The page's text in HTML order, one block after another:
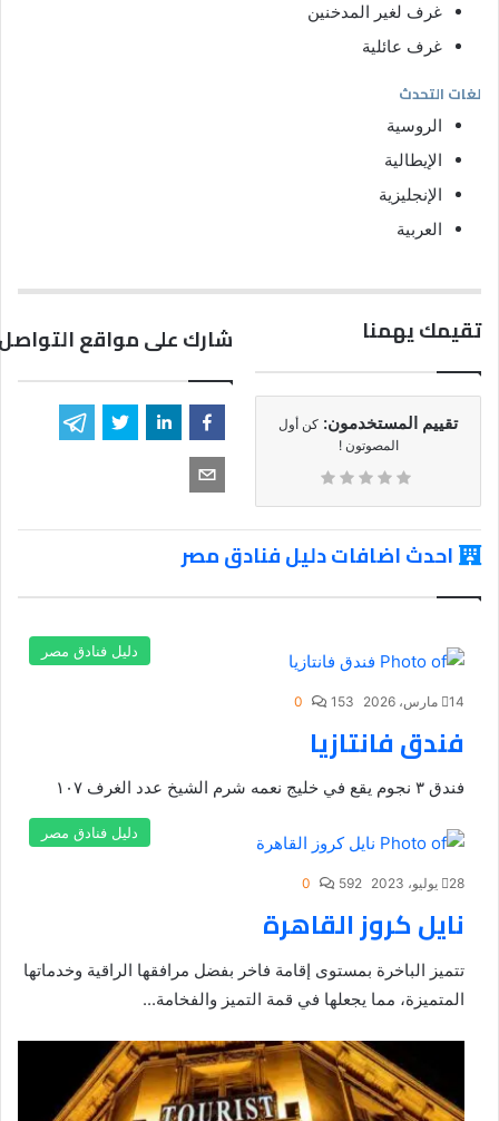
غرف لغير المدخنين
غرف عائلية
لغات التحدث
الروسية
الإيطالية
الإنجليزية
العربية
تقيمك يهمنا
تقييم المستخدمون: كن أول
المصوتون !
شارك على مواقع
احدث اضافات دليل فنادق مصر
دليل فنادق مصر
14 مارس، 2026 153
0
فندق فانتازيا
فندق ٣ نجوم يقع في خليج نعمه شرم الشيخ عدد الغرف ١٠٧
دليل فنادق مصر
28 يوليو، 2023 592
0
نايل كروز القاهرة
تتميز الباخرة بمستوى إقامة فاخر بفضل مرافقها الراقية وخدماتها
المتميزة، مما يجعلها في قمة التميز والفخامة...